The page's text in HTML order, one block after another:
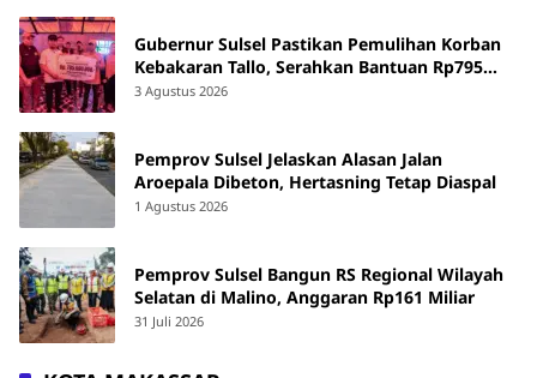
Gubernur Sulsel Pastikan Pemulihan Korban
Kebakaran Tallo, Serahkan Bantuan Rp795
Juta
3 Agustus 2026
Pemprov Sulsel Jelaskan Alasan Jalan
Aroepala Dibeton, Hertasning Tetap Diaspal
1 Agustus 2026
Pemprov Sulsel Bangun RS Regional Wilayah
Selatan di Malino, Anggaran Rp161 Miliar
31 Juli 2026